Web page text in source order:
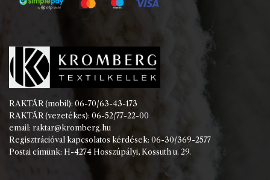
RAKTÁR (mobil): 06-70/63-43-173
RAKTÁR (vezetékes): 06-52/77-22-00
email: raktar@kromberg.hu
Regisztrációval kapcsolatos kérdések: 06-30/369-2577
Postai címünk: H-4274 Hosszúpályi, Kossuth u. 29.